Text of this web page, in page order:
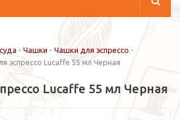
- Чашки - Чашки для эспрессо -
эспрессо Lucaffe 55 мл Черная
Lucaffe 55 мл Черная